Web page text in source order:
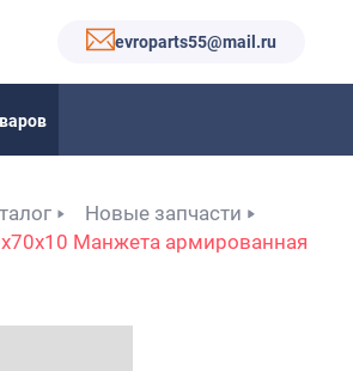
evroparts55@mail.ru
Новые запчасти
Манжета армированная